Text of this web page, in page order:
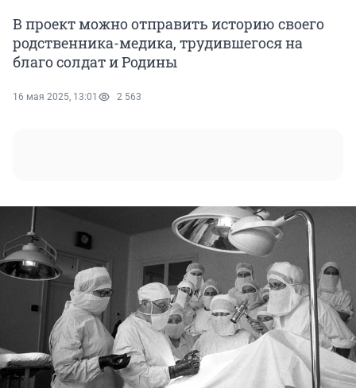
В проект можно отправить историю своего
родственника-медика, трудившегося на
благо солдат и Родины
16 мая 2025, 13:01 2 563